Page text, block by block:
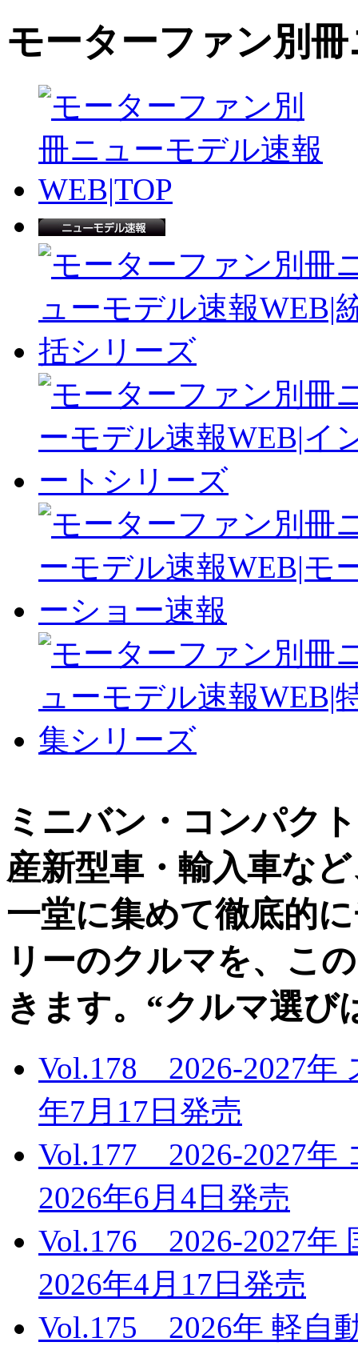
モーターファン別
ミニバン・コンパク
産新型車・輸入車な
一堂に集めて徹底的
リーのクルマを、こ
きます。“クルマ選び
Vol.178 2026-2027
年7月17日発売
Vol.177 2026-2027
2026年6月4日発売
Vol.176 2026-2027
2026年4月17日発売
Vol.175 2026年 軽自